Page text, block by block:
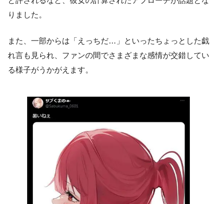
りました。
また、一部からは「えっちだ…」といったちょっとした戯
れ言も見られ、ファンの間でさまざまな感情が交錯してい
る様子がうかがえます。